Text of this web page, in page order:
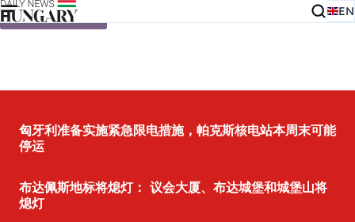
Skip to content EN
匈牙利准备实施紧急限电措施，帕克斯核电站本周末可能
停运
布达佩斯地标将熄灯： 议会大厦、布达城堡和城堡山将
熄灯